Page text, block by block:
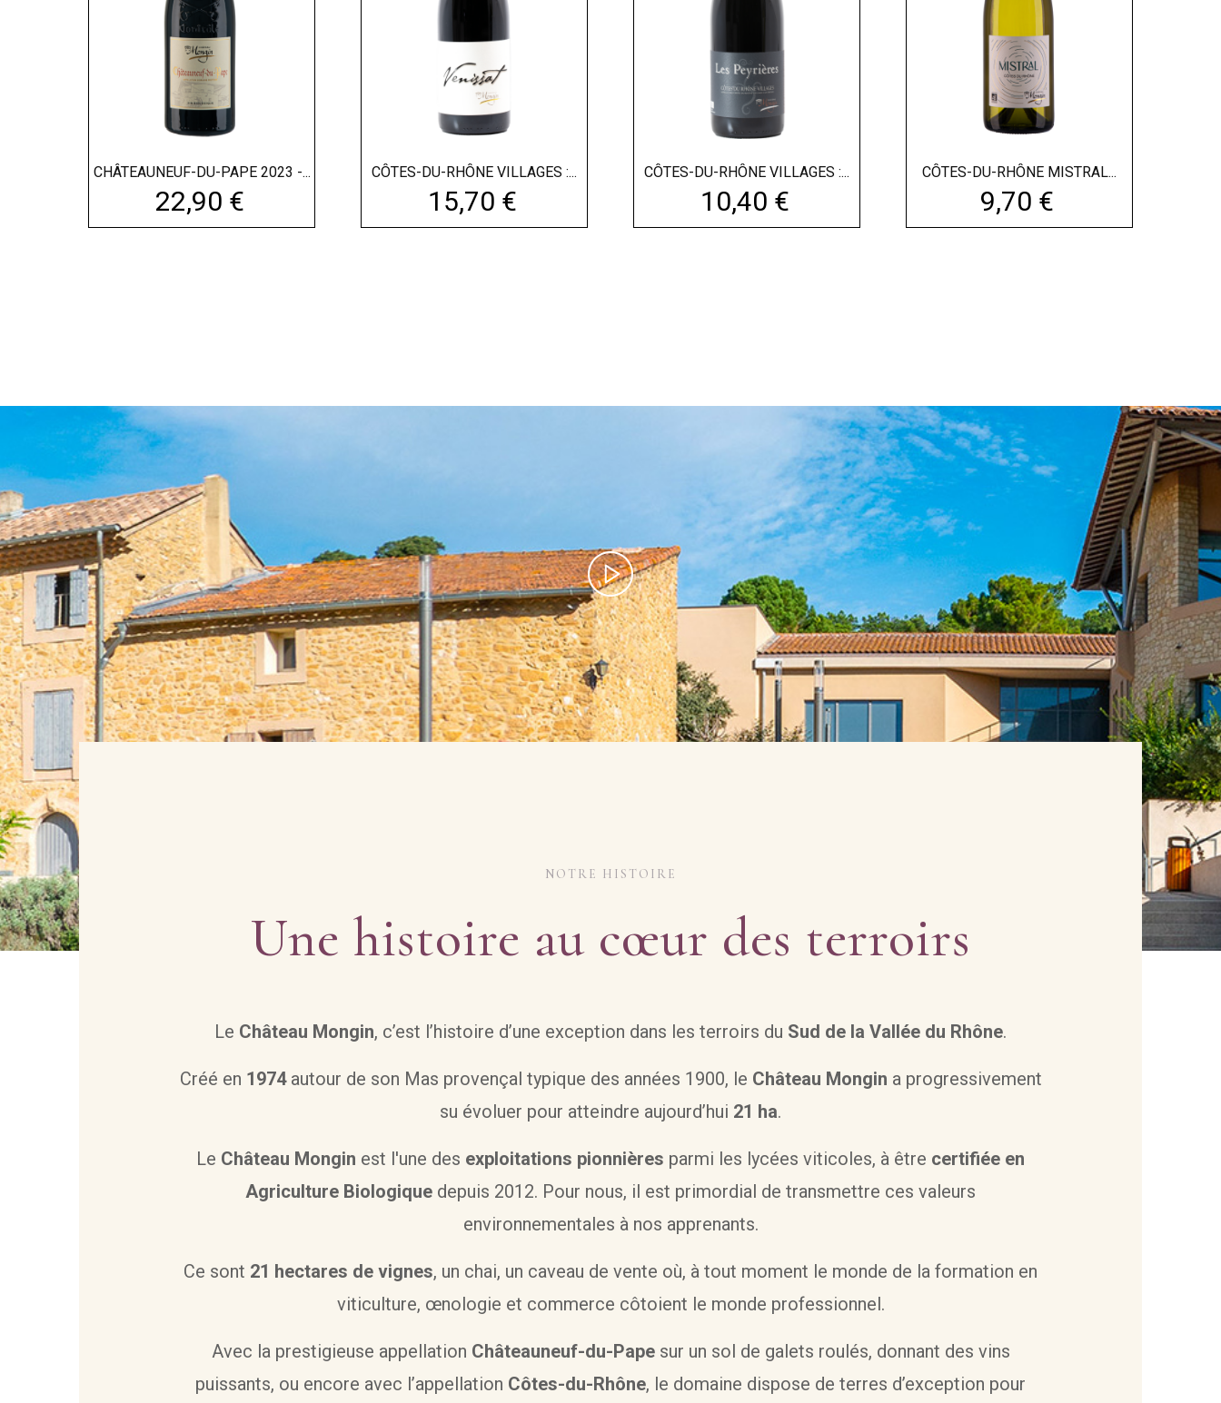
CHÂTEAUNEUF-DU-PAPE 2023 -...
Prix
22,90 €
CÔTES-DU-RHÔNE VILLAGES :...
Prix
15,70 €
CÔTES-DU-RHÔNE VILLAGES :...
Prix
10,40 €
CÔTES-DU-RHÔNE MISTRAL...
Prix
9,70 €
NOTRE HISTOIRE
Une histoire au cœur des terroirs
Le Château Mongin, c’est l’histoire d’une exception dans les terroirs du Sud de la Vallée du Rhône.
Créé en 1974autour de son Mas provençal typique des années 1900, le Château Mongin a progressivement
su évoluer pour atteindre aujourd’hui 21 ha.
Le Château Mongin est l'une des exploitations pionnières parmi les lycées viticoles, à être certifiée en
Agriculture Biologique depuis 2012. Pour nous, il est primordial de transmettre ces valeurs
environnementales à nos apprenants.
Ce sont 21 hectares de vignes, un chai, un caveau de vente où, à tout moment le monde de la formation en
viticulture, œnologie et commerce côtoient le monde professionnel.
Avec la prestigieuse appellation Châteauneuf-du-Papesur un sol de galets roulés, donnant des vins
puissants, ou encore avec l’appellation Côtes-du-Rhône, le domaine dispose de terres d’exception pour